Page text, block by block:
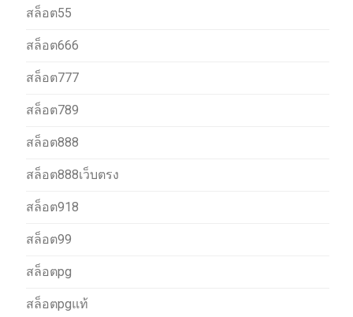
สล็อต55
สล็อต666
สล็อต777
สล็อต789
สล็อต888
สล็อต888เว็บตรง
สล็อต918
สล็อต99
สล็อตpg
สล็อตpgแท้